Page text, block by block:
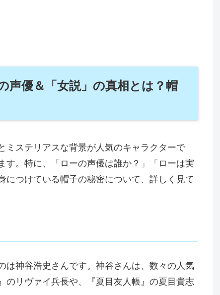
声優＆「女説」の真相とは？帽
ミステリアスな背景が人気のキャラクターで
す。特に、「ローの声優は誰か？」「ローは実
につけている帽子の秘密について、詳しく見て
は神谷浩史さんです。神谷さんは、数々の人気
のリヴァイ兵長や、『夏目友人帳』の夏目貴志